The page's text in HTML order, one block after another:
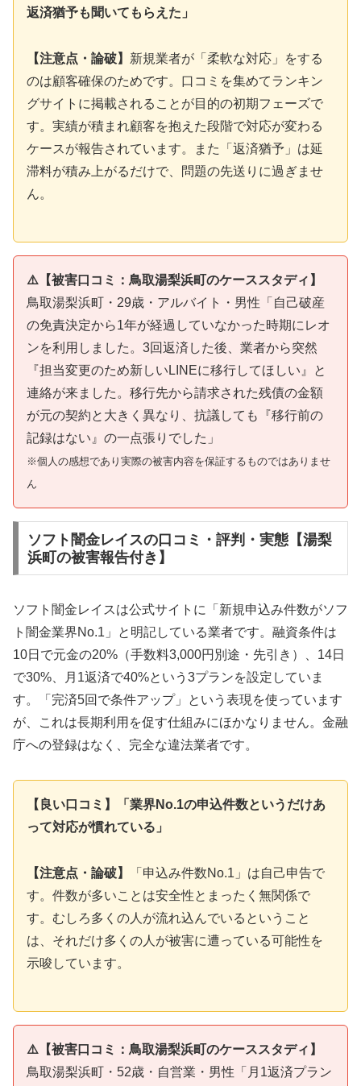
返済猶予も聞いてもらえた」
【注意点・論破】 新規業者が「柔軟な対応」をする
のは顧客確保のためです。口コミを集めてランキン
グサイトに掲載されることが目的の初期フェーズで
す。実績が積まれ顧客を抱えた段階で対応が変わる
ケースが報告されています。また「返済猶予」は延
滞料が積み上がるだけで、問題の先送りに過ぎませ
ん。
⚠️【被害口コミ：鳥取湯梨浜町のケーススタディ】
鳥取湯梨浜町・29歳・アルバイト・男性「自己破産
の免責決定から1年が経過していなかった時期にレオ
ンを利用しました。3回返済した後、業者から突然
『担当変更のため新しいLINEに移行してほしい』と
連絡が来ました。移行先から請求された残債の金額
が元の契約と大きく異なり、抗議しても『移行前の
記録はない』の一点張りでした」
※個人の感想であり実際の被害内容を保証するものではありませ
ん
ソフト闇金レイスの口コミ・評判・実態【湯梨
浜町の被害報告付き】
ソフト闇金レイスは公式サイトに「新規申込み件数がソフ
ト闇金業界No.1」と明記している業者です。融資条件は
10日で元金の20%（手数料3,000円別途・先引き）、14日
で30%、月1返済で40%という3プランを設定していま
す。「完済5回で条件アップ」という表現を使っています
が、これは長期利用を促す仕組みにほかなりません。金融
庁への登録はなく、完全な違法業者です。
【良い口コミ】「業界No.1の申込件数というだけあ
って対応が慣れている」
【注意点・論破】
「申込み件数No.1」は自己申告で
す。件数が多いことは安全性とまったく無関係で
す。むしろ多くの人が流れ込んでいるということ
は、それだけ多くの人が被害に遭っている可能性を
示唆しています。
⚠️【被害口コミ：鳥取湯梨浜町のケーススタディ】
鳥取湯梨浜町・52歳・自営業・男性「月1返済プラン